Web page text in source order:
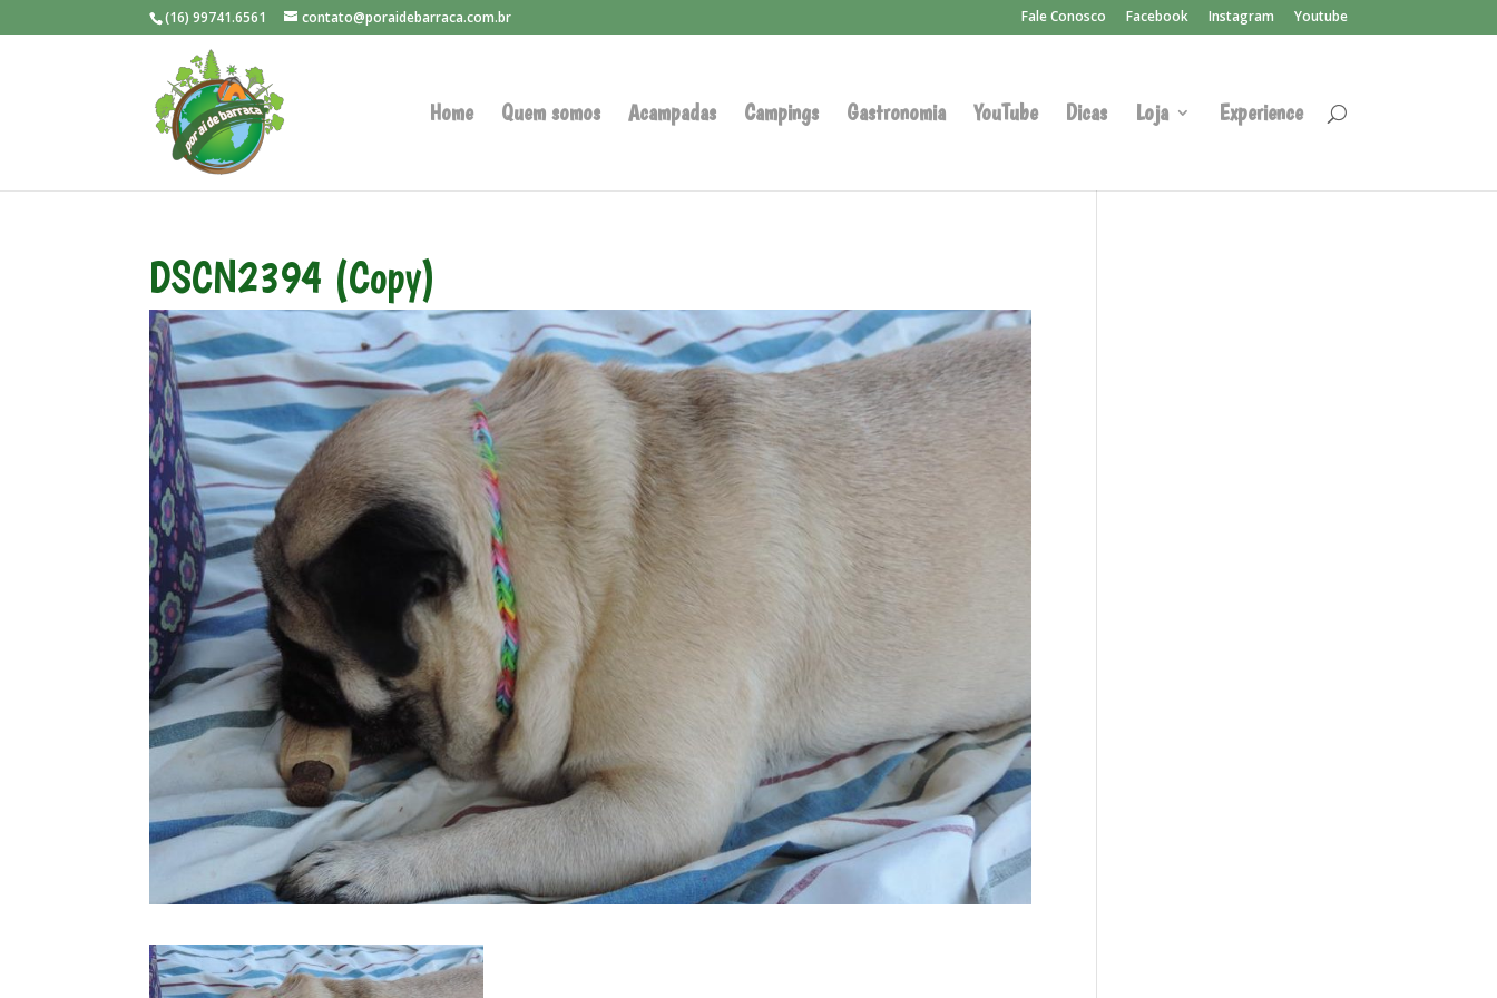
(16) 99741.6561 contato@poraidebarraca.com.br Fale Conosco Facebook Instagram Youtube
Home Quem somos Acampadas Campings Gastronomia YouTube Dicas Loja Experience
DSCN2394 (Copy)